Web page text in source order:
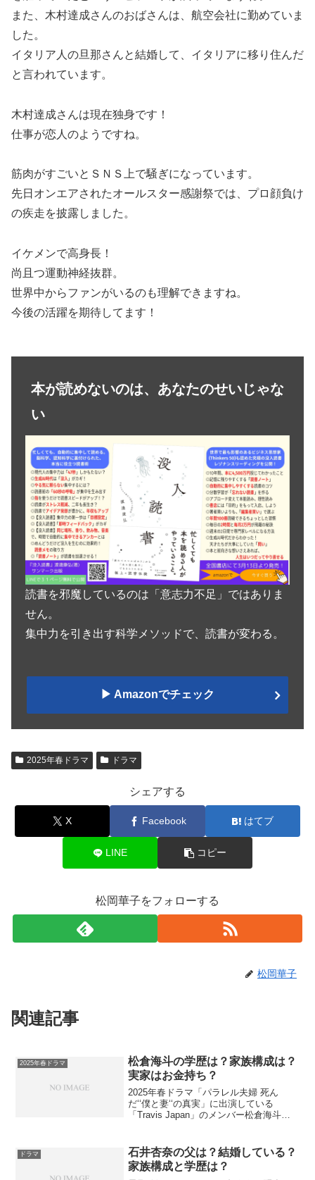
また、木村達成さんのおばさんは、航空会社に勤めていま
した。
イタリア人の旦那さんと結婚して、イタリアに移り住んだ
と言われています。
木村達成さんは現在独身です！
仕事が恋人のようですね。
筋肉がすごいとＳＮＳ上で騒ぎになっています。
先日オンエアされたオールスター感謝祭では、プロ顔負け
の疾走を披露しました。
イケメンで高身長！
尚且つ運動神経抜群。
世界中からファンがいるのも理解できますね。
今後の活躍を期待してます！
本が読めないのは、あなたのせいじゃな
い
読書を邪魔しているのは「意志力不足」ではありま
せん。
集中力を引き出す科学メソッドで、読書が変わる。
▶︎ Amazonでチェック
2025年春ドラマ ドラマ
シェアする
X Facebook はてブ
LINE コピー
松岡華子をフォローする
松岡華子
関連記事
2025年春ドラマ
松倉海斗の学歴は？家族構成は？
実家はお金持ち？
2025年春ドラマ「パラレル夫婦 死ん
だ‘‘僕と妻‘‘の真実」に出演している
「Travis Japan」のメンバー松倉海斗さ
になる情報を徹底解説します。松倉海斗
の簡単な...
ドラマ
石井杏奈の父は？結婚している？
家族構成と学歴は？